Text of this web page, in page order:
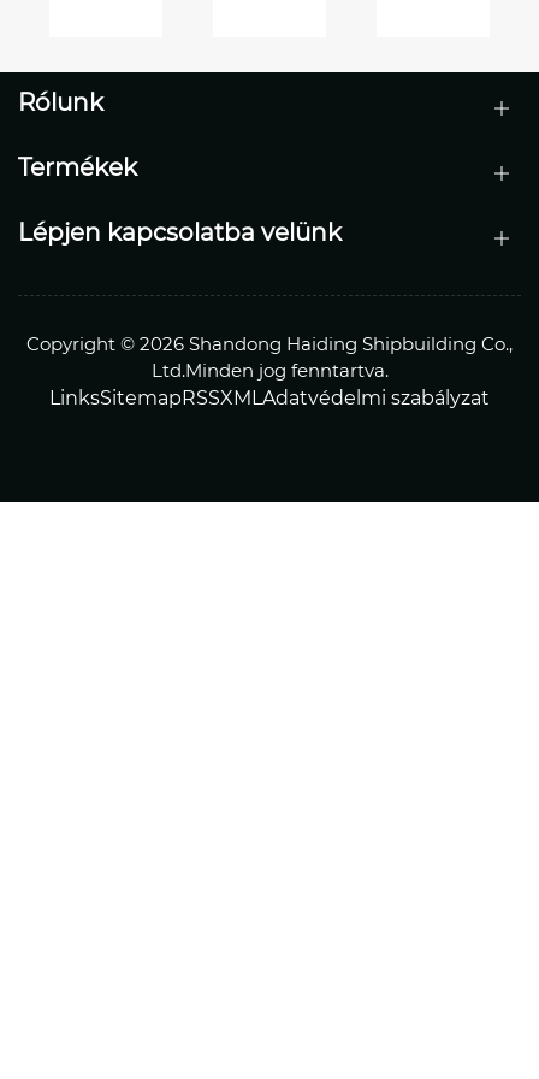
Rólunk
Termékek
Lépjen kapcsolatba velünk
Copyright © 2026 Shandong Haiding Shipbuilding Co.,
Ltd.Minden jog fenntartva.
LinksSitemap RSSXMLAdatvédelmi szabályzat